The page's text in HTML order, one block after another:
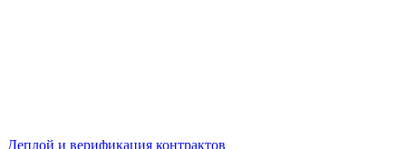
Деплой и верификация контрактов